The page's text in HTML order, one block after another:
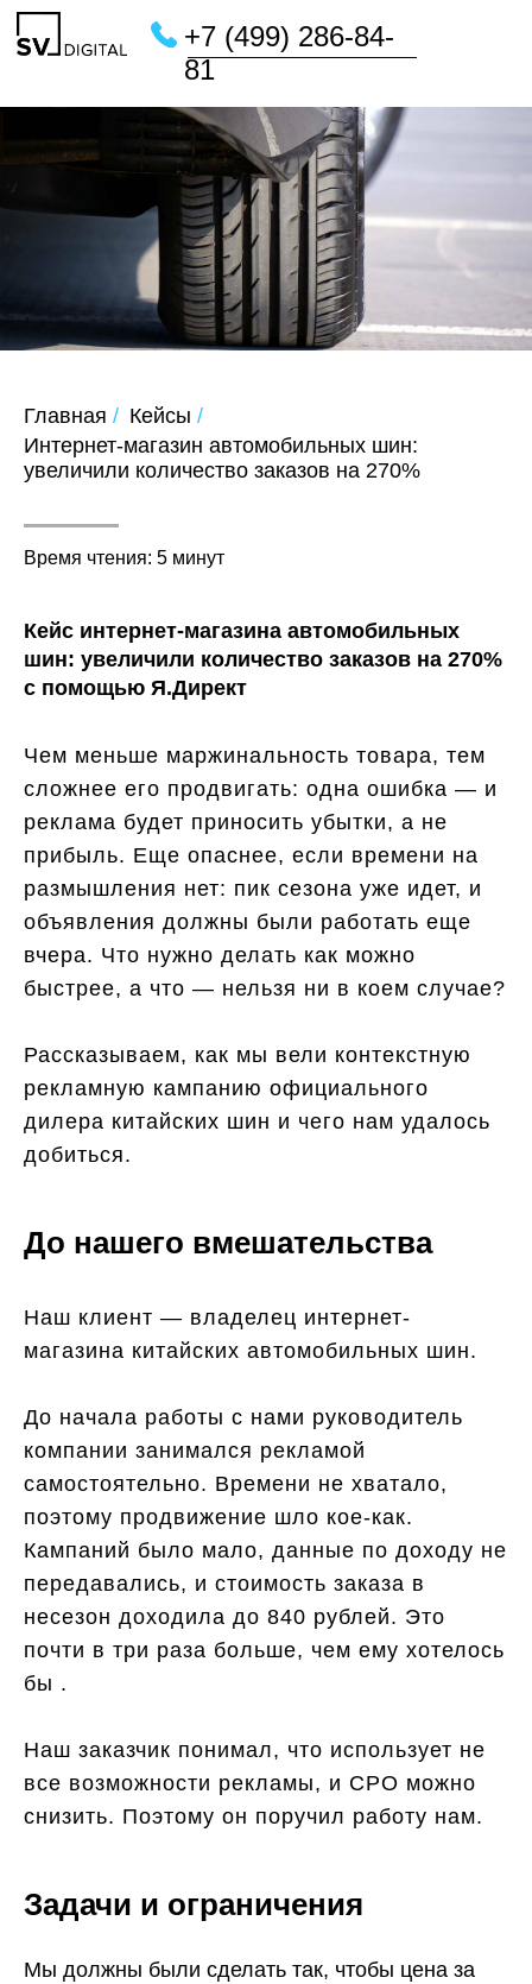
+7 (499) 286-84-
Главная / Кейсы /
Интернет-магазин автомобильных шин:
увеличили количество заказов на 270%
Время чтения: 5 минут
Кейс интернет-магазина автомобильных
шин: увеличили количество заказов на 270%
с помощью Я.Директ
Чем меньше маржинальность товара, тем
сложнее его продвигать: одна ошибка — и
реклама будет приносить убытки, а не
прибыль. Еще опаснее, если времени на
размышления нет: пик сезона уже идет, и
объявления должны были работать еще
вчера. Что нужно делать как можно
быстрее, а что — нельзя ни в коем случае?
Рассказываем, как мы вели контекстную
рекламную кампанию официального
дилера китайских шин и чего нам удалось
добиться.
До нашего вмешательства
Наш клиент — владелец интернет-
магазина китайских автомобильных шин.
До начала работы с нами руководитель
компании занимался рекламой
самостоятельно. Времени не хватало,
поэтому продвижение шло кое-как.
Кампаний было мало, данные по доходу не
передавались, и стоимость заказа в
несезон доходила до 840 рублей. Это
почти в три раза больше, чем ему хотелось
бы .
Наш заказчик понимал, что использует не
все возможности рекламы, и СРО можно
снизить. Поэтому он поручил работу нам.
Задачи и ограничения
Мы должны были сделать так, чтобы цена за